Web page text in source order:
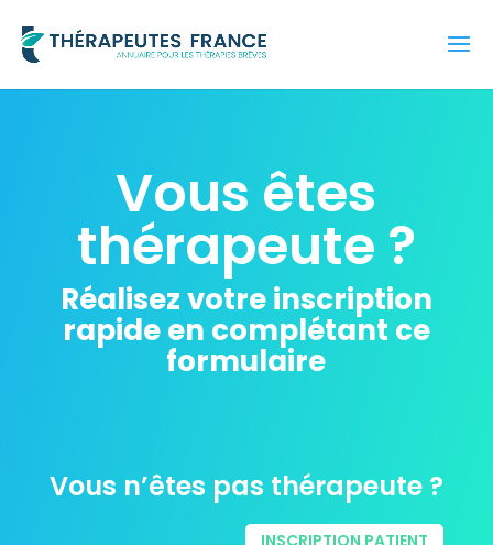
Vous êtes
thérapeute ?
Réalisez votre inscription
rapide en complétant ce
formulaire
Vous n’êtes pas thérapeute ?